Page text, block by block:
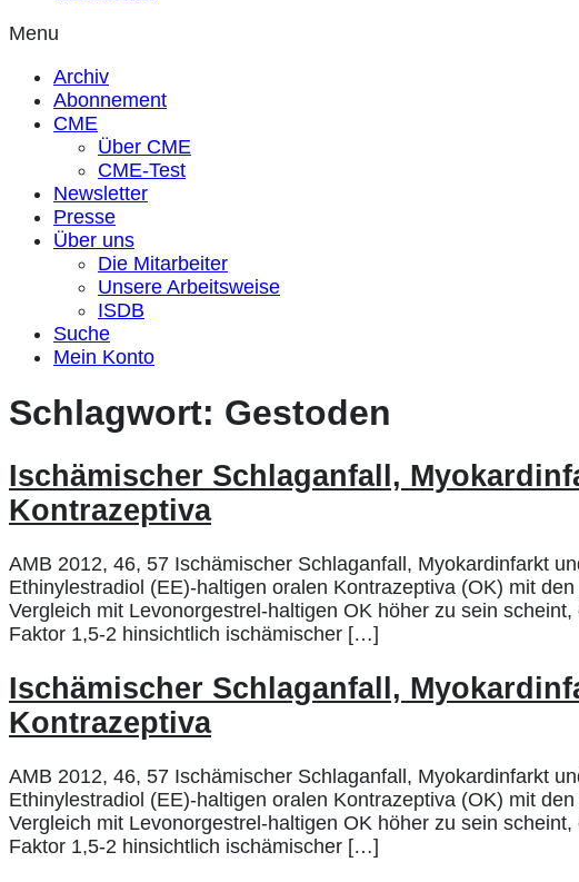
Menu
Archiv
Abonnement
CME
Über CME
CME-Test
Newsletter
Presse
Über uns
Die Mitarbeiter
Unsere Arbeitsweise
ISDB
Suche
Mein Konto
Schlagwort: Gestoden
Ischämischer Schlaganfall,
Kontrazeptiva
AMB 2012, 46, 57 Ischämischer Schlaganfall, Myokardinfarkt
Ethinylestradiol (EE)-haltigen oralen Kontrazeptiva (OK) mit
Vergleich mit Levonorgestrel-haltigen OK höher zu sein
Faktor 1,5-2 hinsichtlich ischämischer […]
Ischämischer Schlaganfall,
Kontrazeptiva
AMB 2012, 46, 57 Ischämischer Schlaganfall, Myokardinfarkt
Ethinylestradiol (EE)-haltigen oralen Kontrazeptiva (OK) mit
Vergleich mit Levonorgestrel-haltigen OK höher zu sein
Faktor 1,5-2 hinsichtlich ischämischer […]